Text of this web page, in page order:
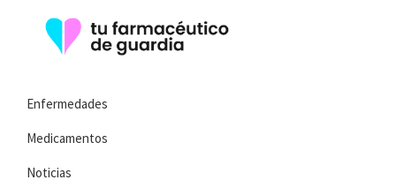
principal
Farmacéutico
de
Guardia
la
información
necesita
Enfermedades
Medicamentos
Noticias